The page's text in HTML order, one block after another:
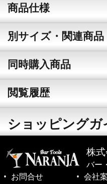
商品仕様
別サイズ・関連商品
同時購入商品
閲覧履歴
ショッピングガ
株
バー
お問合せ
会社